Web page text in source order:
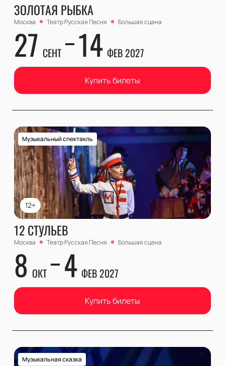
ЗОЛОТАЯ РЫБКА
Москва Театр Русская Песня Большая сцена
27 СЕНТ 14 ФЕВ 2027
Купить билеты
12+
Музыкальный спектакль
12 СТУЛЬЕВ
Москва Театр Русская Песня Большая сцена
8 ОКТ 4 ФЕВ 2027
Купить билеты
Музыкальная сказка